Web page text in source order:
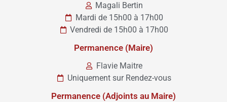
Magali Bertin
Mardi de 15h00 à 17h00
Vendredi de 15h00 à 17h00
Permanence (Maire)
Flavie Maitre
Uniquement sur Rendez-vous
Permanence (Adjoints au Maire)